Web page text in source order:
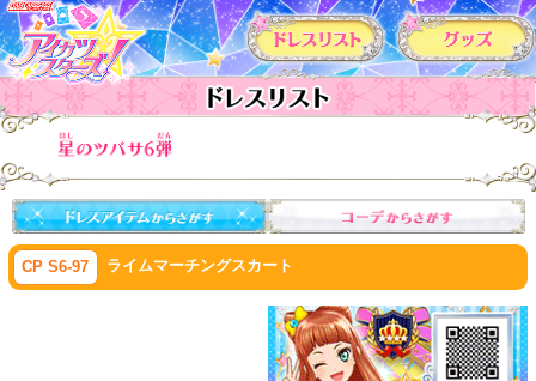
カードリスト
CP S6-97 ライムマーチングスカート